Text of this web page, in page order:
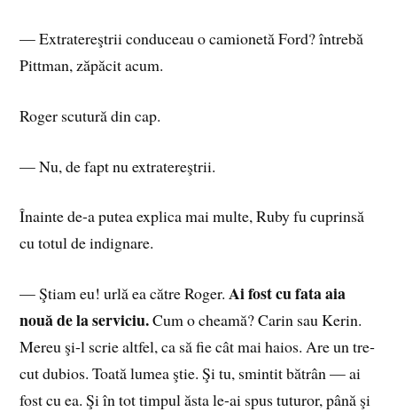
— Ex­tra­te­reş­trii con­du­ceau o ca­mio­ne­tă Ford? în­tre­bă
Pit­tman, ză­pă­cit acum.
Ro­ger scu­tu­ră din cap.
— Nu, de fapt nu ex­tra­te­reş­trii.
Îna­in­te de-a pu­tea ex­pli­ca mai mul­te, Ruby fu cu­prin­să
cu to­tul de in­dig­na­re.
— Ştiam eu! urlă ea că­tre Ro­ger.Ai fost cu fata aia
nouă de la ser­vi­ciu.Cum o chea­mă? Ca­rin sau Ke­rin.
Me­reu şi-l scrie alt­fel, ca să fie cât mai ha­ios. Are un tre­
cut du­bios. Toa­tă lu­mea ştie. Şi tu, smin­tit bă­trân — ai
fost cu ea. Şi în tot tim­pul ăsta le-ai spus tu­tu­ror, până şi